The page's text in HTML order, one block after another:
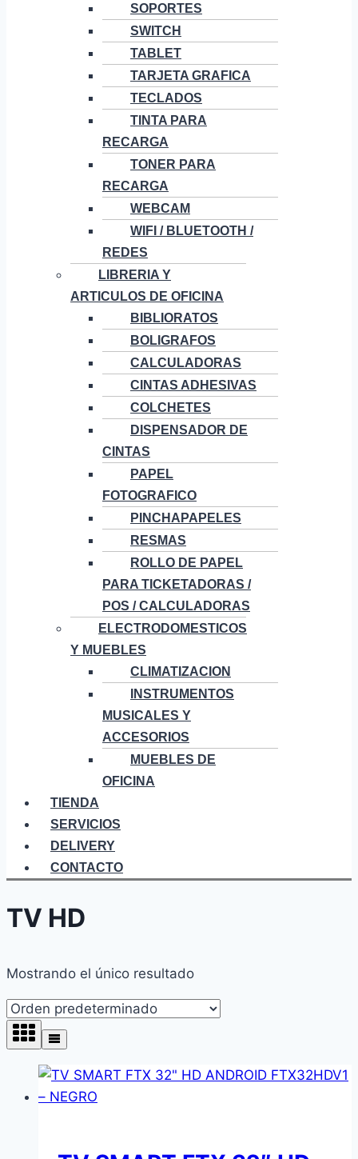
SOPORTES
SWITCH
TABLET
TARJETA GRAFICA
TECLADOS
TINTA PARA
RECARGA
TONER PARA
RECARGA
WEBCAM
WIFI / BLUETOOTH /
REDES
LIBRERIA Y
ARTICULOS DE OFICINA
BIBLIORATOS
BOLIGRAFOS
CALCULADORAS
CINTAS ADHESIVAS
COLCHETES
DISPENSADOR DE
CINTAS
PAPEL
FOTOGRAFICO
PINCHAPAPELES
RESMAS
ROLLO DE PAPEL
PARA TICKETADORAS /
POS / CALCULADORAS
ELECTRODOMESTICOS
Y MUEBLES
CLIMATIZACION
INSTRUMENTOS
MUSICALES Y
ACCESORIOS
MUEBLES DE
OFICINA
TIENDA
SERVICIOS
DELIVERY
CONTACTO
TV HD
Mostrando el único resultado